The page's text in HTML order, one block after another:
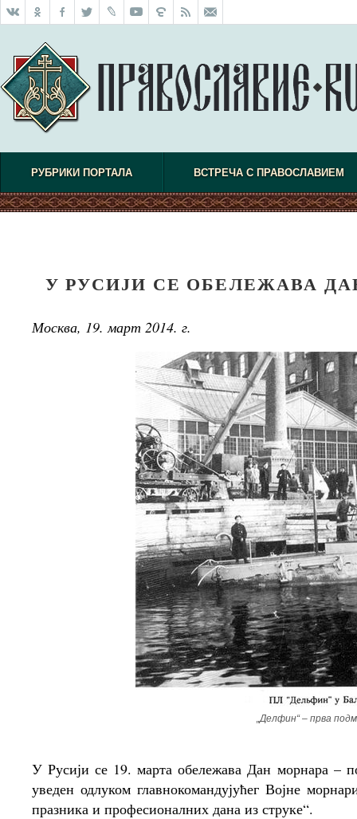
РУБРИКИ ПОРТАЛА ВСТРЕЧА С ПРАВОСЛАВИЕМ
У РУСИЈИ СЕ ОБЕЛЕЖАВА
Москва, 19. март 2014. г.
„Делфин“ – прва
У Русији се 19. марта обележава Дан морнара –
уведен одлуком главнокомандујућег Војне
празника и професионалних дана из струке“.